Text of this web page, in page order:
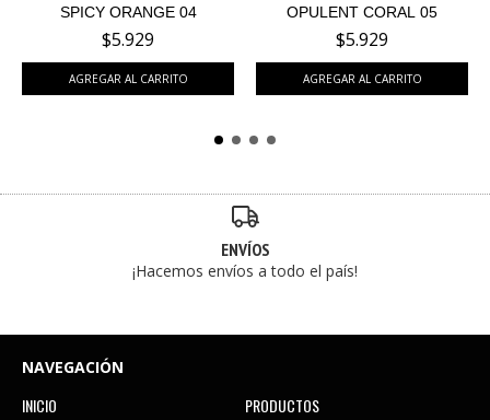
SPICY ORANGE 04
$5.929
OPULENT CORAL 05
$5.929
ENVÍOS
¡Hacemos envíos a todo el país!
NAVEGACIÓN
INICIO
PRODUCTOS